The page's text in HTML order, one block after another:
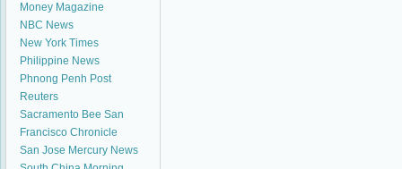
Money Magazine
NBC News
New York Times
Philippine News
Phnong Penh Post
Reuters
Sacramento Bee San
Francisco Chronicle
San Jose Mercury News